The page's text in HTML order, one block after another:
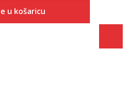
u košaricu